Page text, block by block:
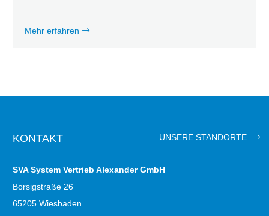
Mehr erfahren
KONTAKT UNSERE STANDORTE
SVA System Vertrieb Alexander GmbH
Borsigstraße 26
65205 Wiesbaden